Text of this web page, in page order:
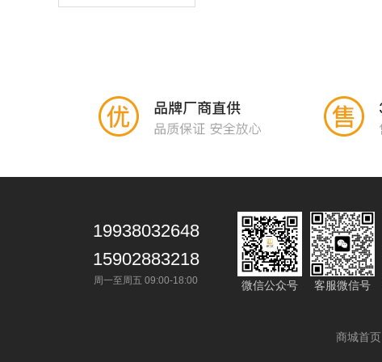
19938032648
15902883218
周一至周五 09:00-18:00 微信公众号 客服微信号
商城首页